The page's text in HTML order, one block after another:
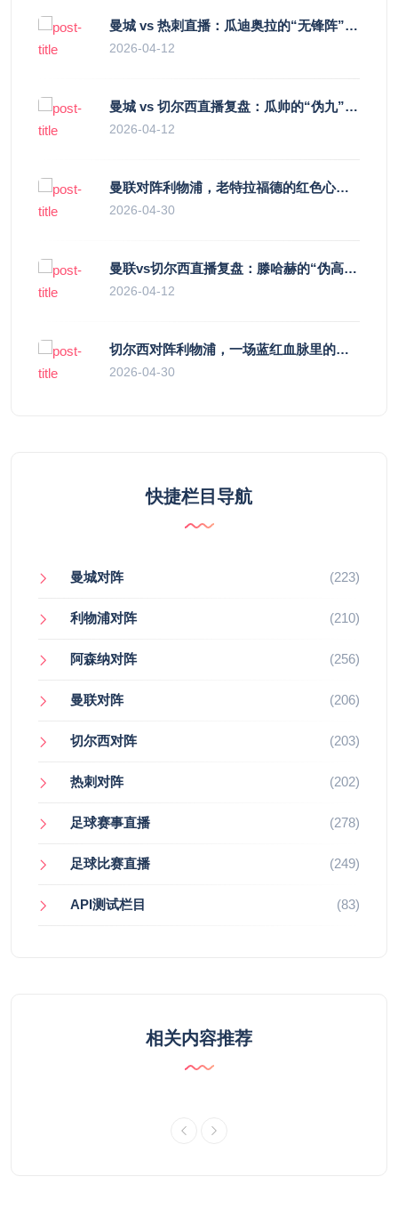
曼城 vs 热刺直播：瓜迪奥拉的“无锋阵”是天才设计还是自废武功？
2026-04-12
曼城 vs 切尔西直播复盘：瓜帅的“伪九”陷阱，如何绞杀蓝军的“三中卫”？
2026-04-12
曼联对阵利物浦，老特拉福德的红色心跳与蓝色暗涌
2026-04-30
曼联vs切尔西直播复盘：滕哈赫的“伪高位”与波切蒂诺的“无锋阵”，谁更拧巴？
2026-04-12
切尔西对阵利物浦，一场蓝红血脉里的恩怨与忠诚
2026-04-30
快捷栏目导航
曼城对阵 (223)
利物浦对阵 (210)
阿森纳对阵 (256)
曼联对阵 (206)
切尔西对阵 (203)
热刺对阵 (202)
足球赛事直播 (278)
足球比赛直播 (249)
API测试栏目 (83)
相关内容推荐